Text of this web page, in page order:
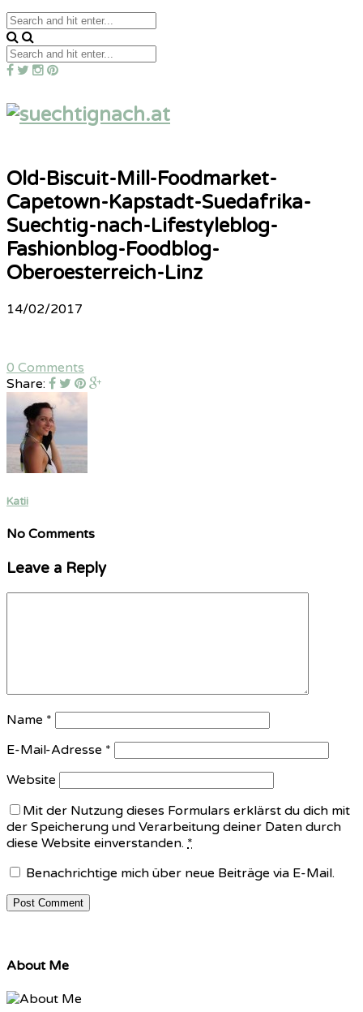
Old-Biscuit-Mill-Foodmarket-
Capetown-Kapstadt-Suedafrika-
Suechtig-nach-Lifestyleblog-
Fashionblog-Foodblog-
Oberoesterreich-Linz
14/02/2017
0 Comments
Share:
Katii
No Comments
Leave a Reply
Name *
E-Mail-Adresse *
Website
Mit der Nutzung dieses Formulars erklärst du dich mit
der Speicherung und Verarbeitung deiner Daten durch
diese Website einverstanden. *
Benachrichtige mich über neue Beiträge via E-Mail.
About Me